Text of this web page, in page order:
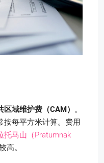
区域维护费（CAM） 。
按每平方米计算。费用
托马山（Pratumnak
高。